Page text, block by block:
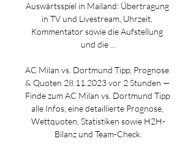
Auswärtsspiel in Mailand: Übertragung
in TV und Livestream, Uhrzeit,
Kommentator sowie die Aufstellung
und die ...
AC Milan vs. Dortmund Tipp, Prognose
& Quoten 28.11.2023 vor 2 Stunden —
Finde zum AC Milan vs. Dortmund Tipp
alle Infos, eine detaillierte Prognose,
Wettquoten, Statistiken sowie H2H-
Bilanz und Team-Check.